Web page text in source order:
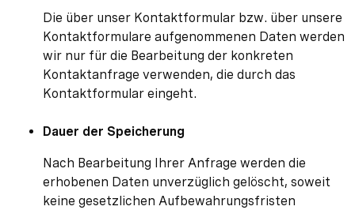
Die über unser Kontaktformular bzw. über unsere
Kontaktformulare aufgenommenen Daten werden
wir nur für die Bearbeitung der konkreten
Kontaktanfrage verwenden, die durch das
Kontaktformular eingeht.
Dauer der Speicherung
Nach Bearbeitung Ihrer Anfrage werden die
erhobenen Daten unverzüglich gelöscht, soweit
keine gesetzlichen Aufbewahrungsfristen